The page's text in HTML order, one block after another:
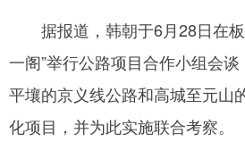
据报道，韩朝于6月28日在板
一阁”举行公路项目合作小组会
平壤的京义线公路和高城至元山
化项目，并为此实施联合考察。